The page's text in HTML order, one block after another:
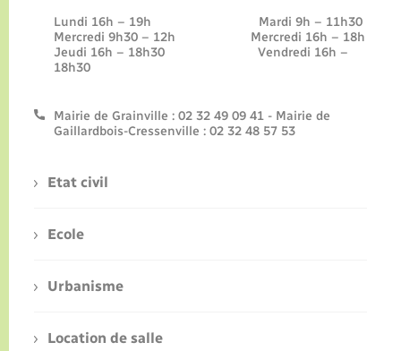
Lundi 16h – 19h Mardi 9h – 11h30
Mercredi 9h30 – 12h Mercredi 16h – 18h
Jeudi 16h – 18h30 Vendredi 16h –
18h30
Mairie de Grainville : 02 32 49 09 41 - Mairie de
Gaillardbois-Cressenville : 02 32 48 57 53
Etat civil
Ecole
Urbanisme
Location de salle